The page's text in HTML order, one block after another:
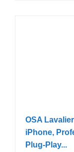
OSA
iPhone,
Plug-Play...